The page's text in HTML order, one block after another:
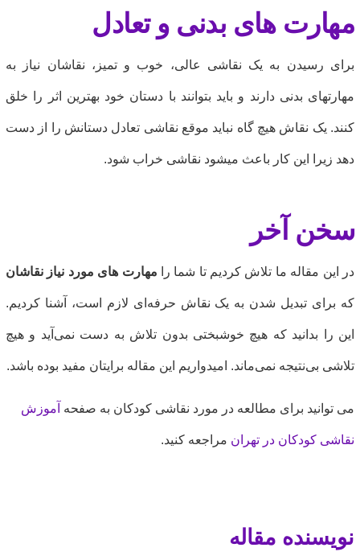
مهارت های بدنی و تعادل
برای رسیدن به یک نقاشی عالی، خوب و تمیز، نقاشان نیاز به
مهارتهای بدنی دارند و باید بتوانند با دستان خود بهترین اثر را خلق
کنند. یک نقاش هیچ گاه نباید موقع نقاشی تعادل دستانش را از دست
دهد زیرا این کار باعث میشود نقاشی خراب شود.
سخن آخر
این مقاله ما تلاش کردیم تا شما را مهارت های مورد نیاز نقاشان
که برای تبدیل شدن به یک نقاش حرفه‌ای لازم است، آشنا کردیم.
این را بدانید که هیچ خوشبختی بدون تلاش به دست نمی‌آید و هیچ
تلاشی بی‌نتیجه نمی‌ماند. امیدواریم این مقاله برایتان مفید بوده باشد.
می توانید برای مطالعه در مورد نقاشی کودکان به صفحهآموزش
نقاشی کودکان در تهرانمراجعه کنید.
نویسنده مقاله